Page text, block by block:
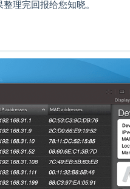
理完回报给您知晓。